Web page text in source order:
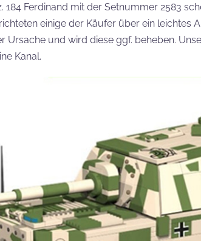
184 Ferdinand mit der Setnummer 2583
einige der Käufer über ein leichtes
Ursache und wird diese ggf. beheben.
Kanal.